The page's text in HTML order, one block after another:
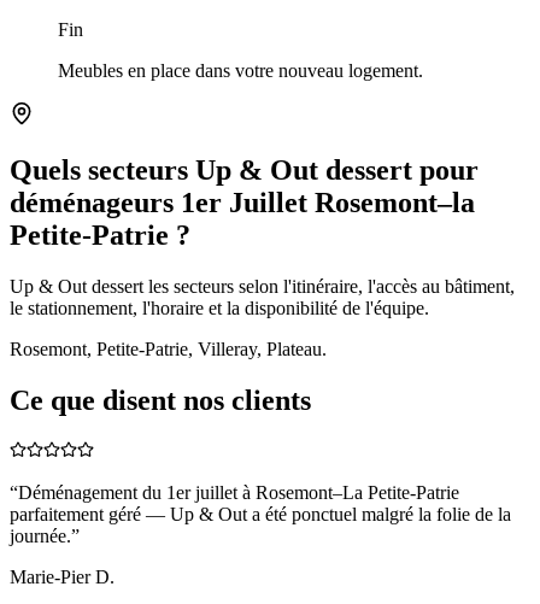
Fin
Meubles en place dans votre nouveau logement.
Quels secteurs Up & Out dessert pour
déménageurs 1er Juillet Rosemont–la
Petite-Patrie ?
Up & Out dessert les secteurs selon l'itinéraire, l'accès au bâtiment,
le stationnement, l'horaire et la disponibilité de l'équipe.
Rosemont, Petite-Patrie, Villeray, Plateau.
Ce que disent nos clients
“Déménagement du 1er juillet à Rosemont–La Petite-Patrie
parfaitement géré — Up & Out a été ponctuel malgré la folie de la
journée.”
Marie-Pier D.